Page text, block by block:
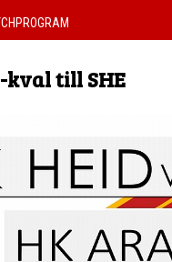
kval till SHE